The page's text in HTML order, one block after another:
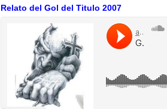
Relato del Gol del Titulo 2007